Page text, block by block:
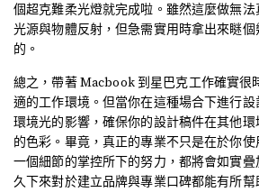
個超克難柔光燈就完成啦。雖然這麼做無
光源與物體反射，但急需實用時拿出來瞇
的。
總之，帶著 Macbook 到星巴克工作確實很
適的工作環境。但當你在這種場合下進行設
環境光的影響，確保你的設計稿件在其他
的色彩。畢竟，真正的專業不只是在於你
一個細節的掌控所下的努力，都將會如實
久下來對於建立品牌與專業口碑都能有所幫